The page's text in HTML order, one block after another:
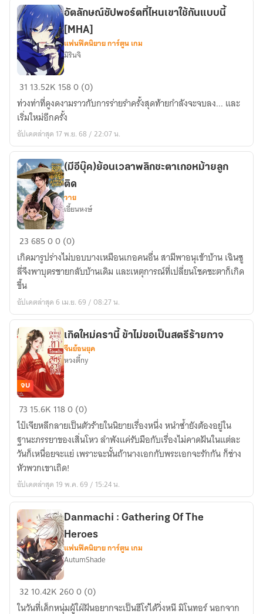
คน
นี้
ให้
กลาย
เป็น
โฮ
คา
เงะ
ได้
นะ
)
อัต
ลักษณ์
ซัป
พอร์ต
ที่ไหน
เขา
ใช้
กัน
แบบ
นี้
[MHA]
อัตลักษณ์ซัปพอร์ตที่ไหนเขาใช้กันแบบนี้
[MHA]
แฟนฟิคนิยาย การ์ตูน เกม
มิรินจิ
31 13.52K 1580 (0)
ท่วงท่าที่ดูงดงามราวกับการร่ายรำครั้งสุดท้ายกำลังจะจบลง... และ
เริ่มใหม่อีกครั้ง
อัปเดตล่าสุด 17 พ.ย. 68 / 22:07 น.
(มี
อี
บุ๊ค)ย้อน
เวลา
พลิก
ชะ
ตา
เก
อ
หม้าย
ลูก
ติด
(มีอีบุ๊ค)ย้อนเวลาพลิกชะตาเกอหม้ายลูก
ติด
วาย
เอี้ยนหงษ์
2368500 (0)
เกิดมารูปร่างไม่บอบบางเหมือนเกอคนอื่น สามีพาอนุเข้าบ้าน เฉินซู
ลี่จึงพาบุตรชายกลับบ้านเดิม และเหตุการณ์ที่เปลี่ยนโชคชะตาก็เกิด
ขึ้น
อัปเดตล่าสุด 6 เม.ย. 69 / 08:27 น.
เกิด
ใหม่
ครา
นี้
ข้า
ไม่
ขอ
เป็น
สตรี
ร้ายกาจ
จบ
เกิดใหม่ครานี้ ข้าไม่ขอเป็นสตรีร้ายกาจ
จีนย้อนยุค
หวงตี้ny
73 15.6K 1180 (0)
ไป๋เจียหลีกลายเป็นตัวร้ายในนิยายเรื่องหนึ่ง หนำซ้ำยังต้องอยู่ใน
ฐานะภรรยาของเสิ่นโหว ลำพังแค่รับมือกับเรื่องไม่คาดฝันในแต่ละ
วันก็เหนื่อยจะแย่ เพราะฉะนั้นถ้านางเอกกับพระเอกจะรักกัน ก็ช่าง
หัวพวกเขาเถิด!
อัปเดตล่าสุด 19 พ.ค. 69 / 15:24 น.
Danmachi
:
Danmachi : Gathering Of The
Heroes
แฟนฟิคนิยาย การ์ตูน เกม
AutumShade
32 10.42K2600 (0)
ในวันที่เด็กหนุ่มผู้ใฝ่ฝันอยากจะเป็นฮีโร่ได้วิ่งหนี มิโนทอร์ นอกจาก